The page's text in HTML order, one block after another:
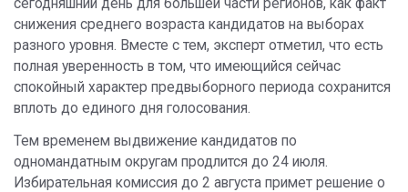
снижения среднего возраста кандидатов на выборах
разного уровня. Вместе с тем, эксперт отметил, что есть
полная уверенность в том, что имеющийся сейчас
спокойный характер предвыборного периода сохранится
вплоть до единого дня голосования.
Тем временем выдвижение кандидатов по
одномандатным округам продлится до 24 июля.
Избирательная комиссия до 2 августа примет решение о